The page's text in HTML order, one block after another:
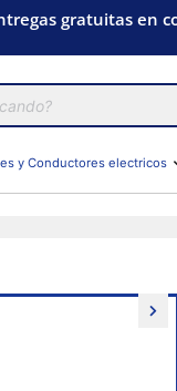
gratuitas en
y Conductores electricos